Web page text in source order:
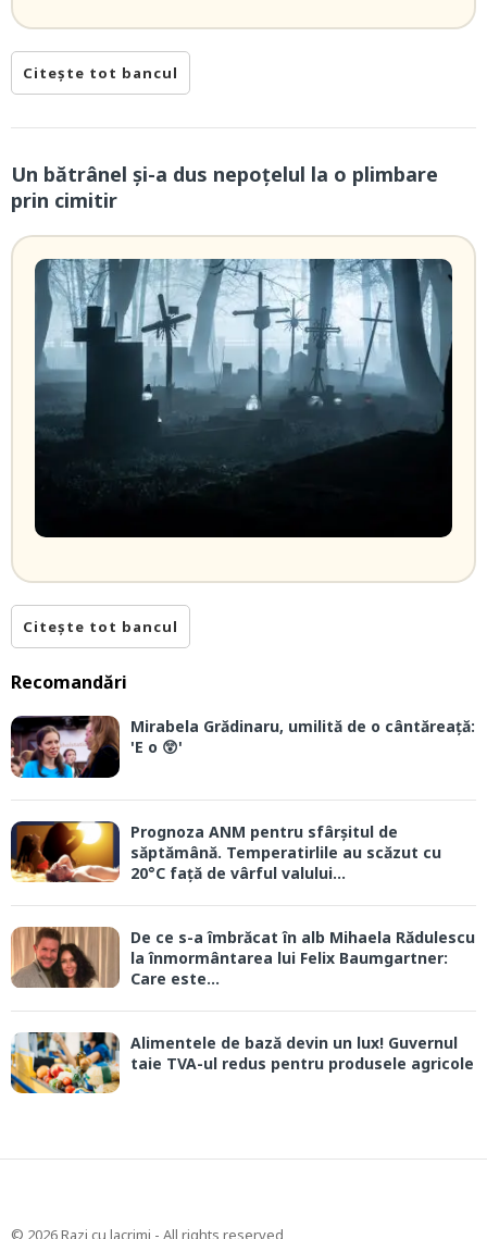
Citește tot bancul
Un bătrânel și-a dus nepoțelul la o plimbare
prin cimitir
Citește tot bancul
Recomandări
Mirabela Grădinaru, umilită de o cântăreață:
'E o 😲'
Prognoza ANM pentru sfârșitul de
săptămână. Temperatirlile au scăzut cu
20°C față de vârful valului...
De ce s-a îmbrăcat în alb Mihaela Rădulescu
la înmormântarea lui Felix Baumgartner:
Care este...
Alimentele de bază devin un lux! Guvernul
taie TVA-ul redus pentru produsele agricole
© 2026 Razi cu lacrimi - All rights reserved